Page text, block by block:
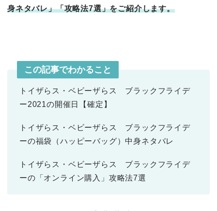
身ネタバレ」「攻略法7選」をご紹介します。
この記事でわかること
トイザらス・ベビーザらス ブラックフライデ
ー2021の開催日【確定】
トイザらス・ベビーザらス ブラックフライデ
ーの福袋（ハッピーバッグ）中身ネタバレ
トイザらス・ベビーザらス ブラックフライデ
ーの「オンライン購入」攻略法7選